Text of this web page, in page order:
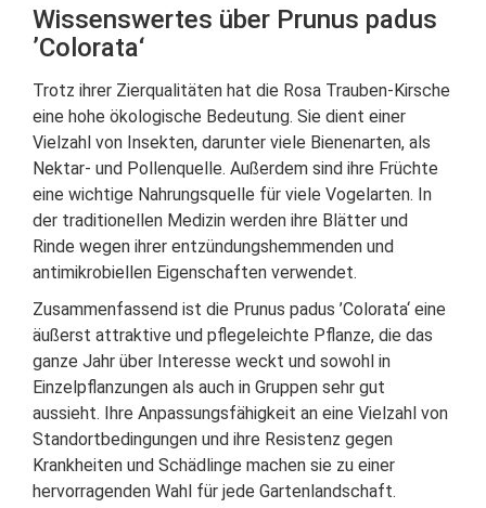
Wissenswertes über Prunus padus
’Colorata‘
Trotz ihrer Zierqualitäten hat die Rosa Trauben-Kirsche
eine hohe ökologische Bedeutung. Sie dient einer
Vielzahl von Insekten, darunter viele Bienenarten, als
Nektar- und Pollenquelle. Außerdem sind ihre Früchte
eine wichtige Nahrungsquelle für viele Vogelarten. In
der traditionellen Medizin werden ihre Blätter und
Rinde wegen ihrer entzündungshemmenden und
antimikrobiellen Eigenschaften verwendet.
Zusammenfassend ist die Prunus padus ’Colorata‘ eine
äußerst attraktive und pflegeleichte Pflanze, die das
ganze Jahr über Interesse weckt und sowohl in
Einzelpflanzungen als auch in Gruppen sehr gut
aussieht. Ihre Anpassungsfähigkeit an eine Vielzahl von
Standortbedingungen und ihre Resistenz gegen
Krankheiten und Schädlinge machen sie zu einer
hervorragenden Wahl für jede Gartenlandschaft.